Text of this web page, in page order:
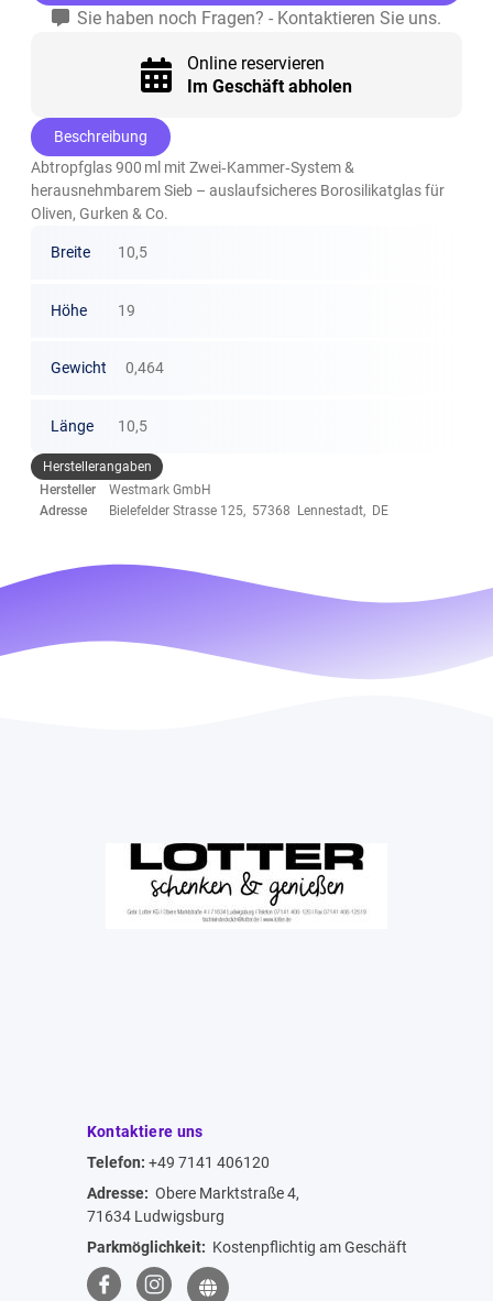
Sie haben noch Fragen? - Kontaktieren Sie uns.
Online reservieren
Im Geschäft abholen
Beschreibung
Abtropfglas 900 ml mit Zwei‑Kammer‑System &
herausnehmbarem Sieb – auslaufsicheres Borosilikatglas für
Oliven, Gurken & Co.
Breite 10,5
Höhe 19
Gewicht 0,464
Länge 10,5
Herstellerangaben
Hersteller
Westmark GmbH
Adresse
Bielefelder Strasse 125, 57368 Lennestadt, DE
Kontaktiere uns
Telefon: +49 7141 406120
Adresse: Obere Marktstraße 4,
71634 Ludwigsburg
Parkmöglichkeit: Kostenpflichtig am Geschäft